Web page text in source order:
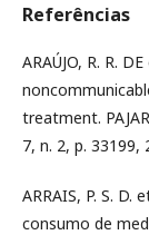
Referências
ARAÚJO, R. R.
treatment.
7, n. 2, p. 33199,
ARRAIS, P. S.
consumo de